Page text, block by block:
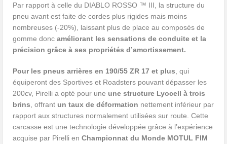
Par rapport à celle du DIABLO ROSSO ™ III, la structure du
pneu avant est faite de cordes plus rigides mais moins
nombreuses (-20%), laissant plus de place au composés de
gomme doncaméliorant les sensations de conduite et la
précision grâce à ses propriétés d’amortissement.
Pour les pneus arrières en 190/55 ZR 17 et plus , qui
équiperont des Sportives et Roadsters pouvant dépasser les
200cv, Pirelli a opté pour une une structure Lyocell à trois
brins , offrant un taux de déformation nettement inférieur par
rapport aux structures normalement utilisées sur route. Cette
carcasse est une technologie développée grâce à l’expérience
acquise par Pirelli enChampionnat du Monde MOTUL FIM